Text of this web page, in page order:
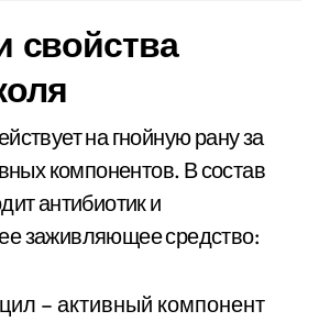
свойства
на гнойную рану за
компонентов. В состав
антибиотик и
заживляющее средство:
– активный компонент